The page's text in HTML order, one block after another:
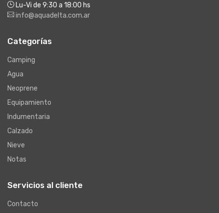
Lu-Vi de 9:30 a 18:00 hs
info@aquadelta.com.ar
Categorías
Camping
Agua
Neoprene
Equipamiento
Indumentaria
Calzado
Nieve
Notas
Servicios al cliente
Contacto